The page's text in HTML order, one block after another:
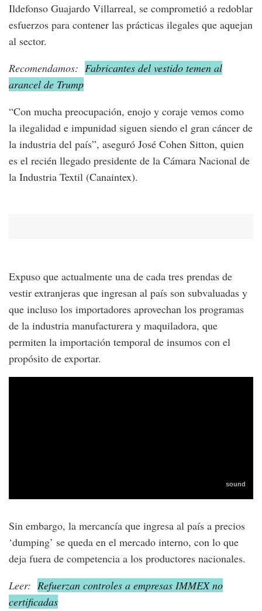
Ildefonso Guajardo Villarreal, se comprometió a redoblar
esfuerzos para contener las prácticas ilegales que aquejan
al sector.
Recomendamos: Fabricantes del vestido temen al
arancel de Trump
“Con mucha preocupación, enojo y coraje vemos como
la ilegalidad e impunidad siguen siendo el gran cáncer de
la industria del país”, aseguró José Cohen Sitton, quien
es el recién llegado presidente de la Cámara Nacional de
la Industria Textil (Canaintex).
Expuso que actualmente una de cada tres prendas de
vestir extranjeras que ingresan al país son subvaluadas y
que incluso los importadores aprovechan los programas
de la industria manufacturera y maquiladora, que
permiten la importación temporal de insumos con el
propósito de exportar.
Sin embargo, la mercancía que ingresa al país a precios
‘dumping’ se queda en el mercado interno, con lo que
deja fuera de competencia a los productores nacionales.
Leer: Refuerzan controles a empresas IMMEX no
certificadas